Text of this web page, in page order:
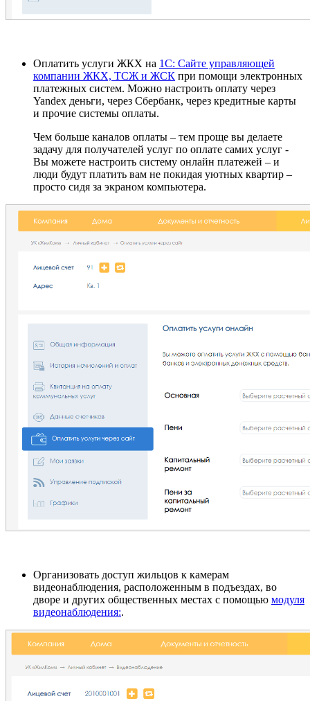
Оплатить услуги ЖКХ на 1С: Сайте управляющей
компании ЖКХ, ТСЖ и ЖСК при помощи электронных
платежных систем. Можно настроить оплату через
Yandex деньги, через Сбербанк, через кредитные карты
и прочие системы оплаты.
Чем больше каналов оплаты – тем проще вы делаете
задачу для получателей услуг по оплате самих услуг -
Вы можете настроить систему онлайн платежей – и
люди будут платить вам не покидая уютных квартир –
просто сидя за экраном компьютера.
Организовать доступ жильцов к камерам
видеонаблюдения, расположенным в подъездах, во
дворе и других общественных местах с помощью модуля
видеонаблюдения:.